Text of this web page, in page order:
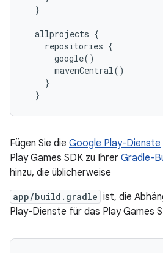
  }
  allprojects {
    repositories {
      google()
      mavenCentral()
    }
Fügen Sie die Google Play-Dienste
Play Games SDK zu Ihrer Gradle-
hinzu, die üblicherweise
app/build.gradle ist, die
Play-Dienste für das Play Games